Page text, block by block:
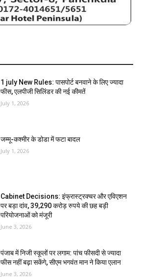
1 july New Rules: पासपोर्ट बनवाने के लिए ज्यादा
फीस, एलपीजी सिलिंडर की नई कीमतें
July 1, 2026
जम्मू-कश्मीर के डोडा में फटा बादल
July 1, 2026
Cabinet Decisions: इंफ्रास्ट्रक्चर और एविएशन
पर बड़ा दांव, 39,290 करोड़ रुपये की छह बड़ी
परियोजनाओं को मंजूरी
June 3, 2026
पंजाब में निजी स्कूलों पर लगाम: पांच फीसदी से ज्यादा
फीस नहीं बढ़ा सकेंगे, सीएम भगवंत मान ने किया एलान
June 3, 2026